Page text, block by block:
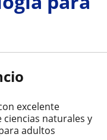
excelente
naturales y
adultos